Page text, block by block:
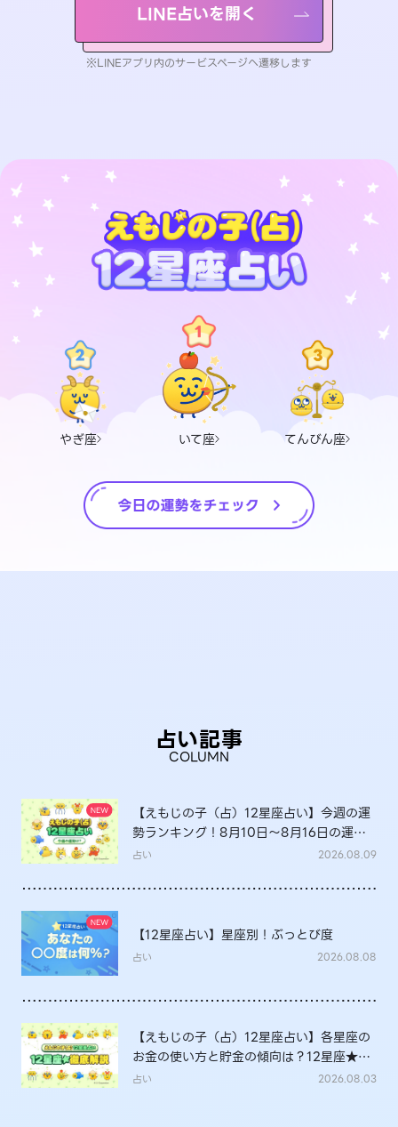
LINE占いを開く
※LINEアプリ内のサービスページへ遷移します
やぎ座 いて座 てんびん座
占い記事
COLUMN
【えもじの子（占）12星座占い】今週の運
勢ランキング！8月10日～8月16日の運勢
は？
占い 2026.08.09
【12星座占い】星座別！ぶっとび度
占い 2026.08.08
【えもじの子（占）12星座占い】各星座の
お金の使い方と貯金の傾向は？12星座★徹
底解説
占い 2026.08.03